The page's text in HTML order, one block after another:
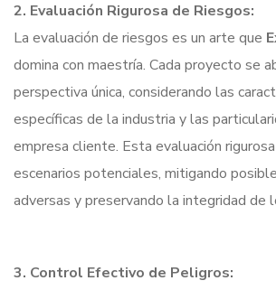
2. Evaluación Rigurosa de Riesgos:
La evaluación de riesgos es un arte que
domina con maestría. Cada proyecto se
perspectiva única, considerando las
específicas de la industria y las
empresa cliente. Esta evaluación
escenarios potenciales, mitigando
adversas y preservando la integridad de
3. Control Efectivo de Peligros: